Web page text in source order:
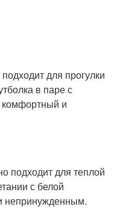
для прогулки
в паре с
комфортный и
подходит для теплой
с белой
непринужденным.